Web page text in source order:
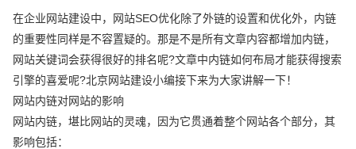
在企业网站建设中，网站SEO优化除了外链的设置和优化外，内链
的重要性同样是不容置疑的。那是不是所有文章内容都增加内链，
网站关键词会获得很好的排名呢?文章中内链如何布局才能获得搜索
引擎的喜爱呢?北京网站建设小编接下来为大家讲解一下！
网站内链对网站的影响
网站内链，堪比网站的灵魂，因为它贯通着整个网站各个部分，其
影响包括：